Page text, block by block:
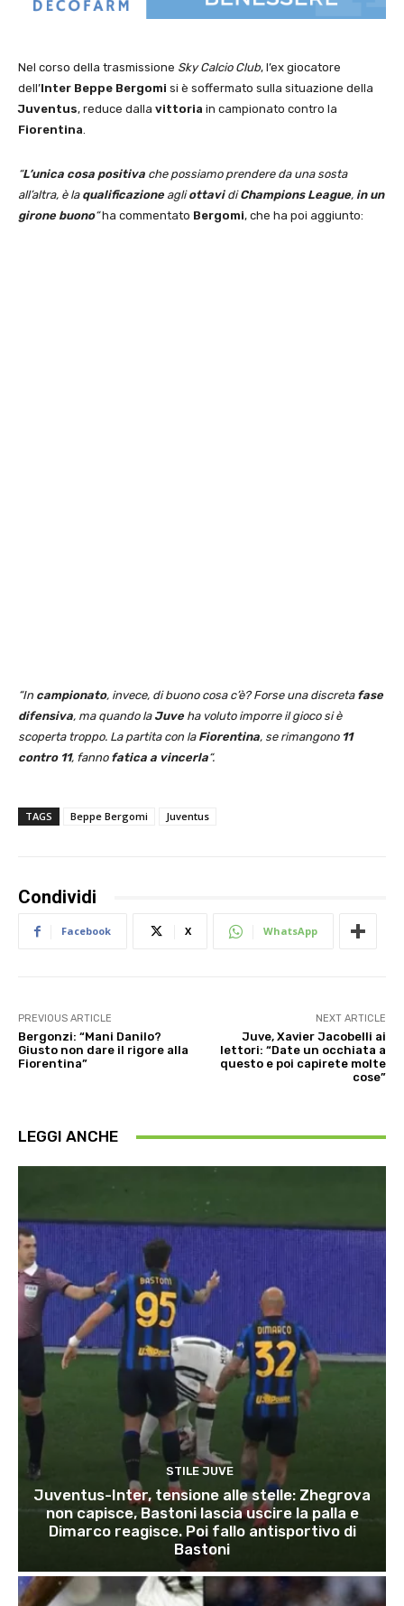
Nel corso della trasmissione Sky Calcio Club, l’ex giocatore
dell’Inter Beppe Bergomi si è soffermato sulla situazione della
Juventus, reduce dalla vittoria in campionato contro la
Fiorentina.
“L’unica cosa positiva che possiamo prendere da una sosta
all’altra, è la qualificazione agliottavidiChampions League, in un
girone buono“ha commentato Bergomi, che ha poi aggiunto:
“In campionato, invece, di buono cosa c’è? Forse una discreta fase
difensiva, ma quando la Juve ha voluto imporre il gioco si è
scoperta troppo. La partita con la Fiorentina, se rimangono 11
contro 11, fanno fatica a vincerla“.
TAGS Beppe Bergomi Juventus
Condividi
Facebook X WhatsApp
PREVIOUS ARTICLE
Bergonzi: “Mani Danilo?
Giusto non dare il rigore alla
Fiorentina”
NEXT ARTICLE
Juve, Xavier Jacobelli ai
lettori: “Date un occhiata a
questo e poi capirete molte
cose”
LEGGI ANCHE
STILE JUVE
Juventus-Inter, tensione alle stelle: Zhegrova
non capisce, Bastoni lascia uscire la palla e
Dimarco reagisce. Poi fallo antisportivo di
Bastoni